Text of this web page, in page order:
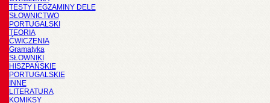
TESTY I EGZAMINY DELE
SŁOWNICTWO
PORTUGALSKI
TEORIA
ĆWICZENIA
Gramatyka
SŁOWNIKI
HISZPAŃSKIE
PORTUGALSKIE
INNE
LITERATURA
KOMIKSY